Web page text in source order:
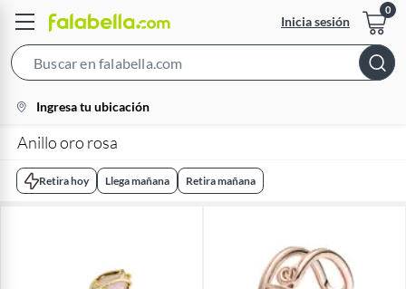
Inicia sesión
Bar
location-
icon
Ingresa tu ubicación
Anillo oro rosa
Retira hoy Llega mañana Retira mañana